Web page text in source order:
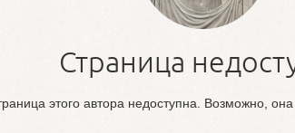
Страница
этого автора недоступна. Возможно,